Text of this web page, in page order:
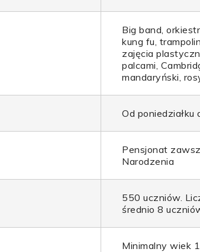
Big band,
kung fu,
zajęcia
palcami,
mandaryński,
Od
Pensjonat
Narodzenia
550 uczniów.
średnio 8
Minimalny wiek